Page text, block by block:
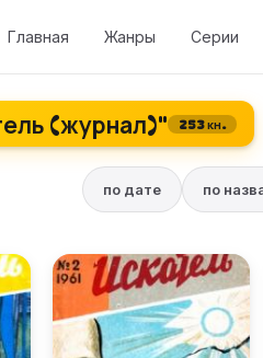
Главная Жанры Серии
(журнал)" 253 кн.
по дате по